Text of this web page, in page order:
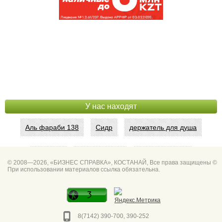
У нас находят
Аль фараби 138 Сидр держатель для душа
© 2008—2026, «БИЗНЕС СПРАВКА», КОСТАНАЙ, Все права защищены ©
При использовании материалов ссылка обязательна.
8(7142) 390-700, 390-252